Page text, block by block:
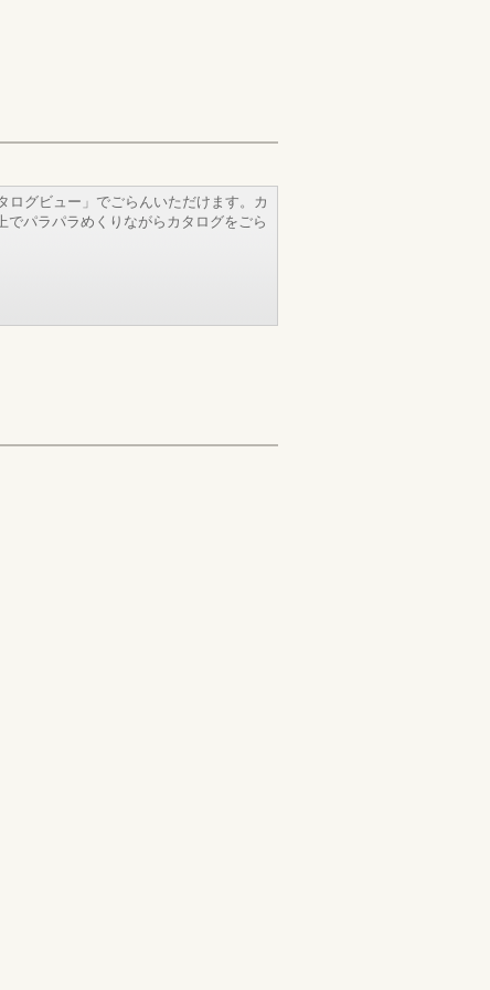
ログビュー」でごらんいただけます。カ
でパラパラめくりながらカタログをごら